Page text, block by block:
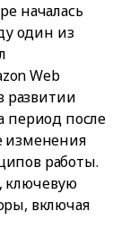
началась
один из
Web
развитии
период после
изменения
работы.
ключевую
включая